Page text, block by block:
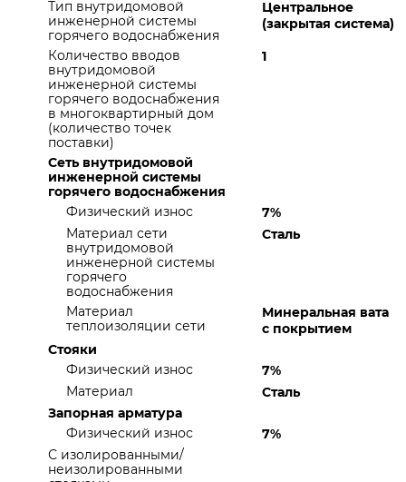
Тип внутридомовой
инженерной системы
горячего водоснабжения
Центральное
(закрытая система)
Количество вводов
внутридомовой
инженерной системы
горячего водоснабжения
в многоквартирный дом
(количество точек
поставки)
1
Сеть внутридомовой
инженерной системы
горячего водоснабжения
Физический износ
7%
Материал сети
внутридомовой
инженерной системы
горячего
водоснабжения
Сталь
Материал
теплоизоляции сети
Минеральная вата
с покрытием
Стояки
Физический износ
7%
Материал
Сталь
Запорная арматура
Физический износ
7%
С изолированными/
неизолированными